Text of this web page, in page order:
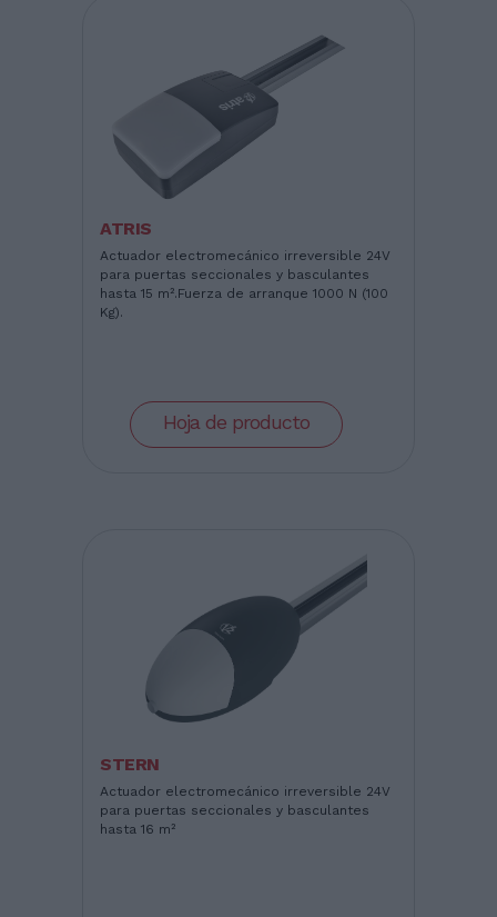
ATRIS
Actuador electromecánico irreversible 24V
para puertas seccionales y basculantes
hasta 15 m².Fuerza de arranque 1000 N (100
Kg).
Hoja de producto
STERN
Actuador electromecánico irreversible 24V
para puertas seccionales y basculantes
hasta 16 m²